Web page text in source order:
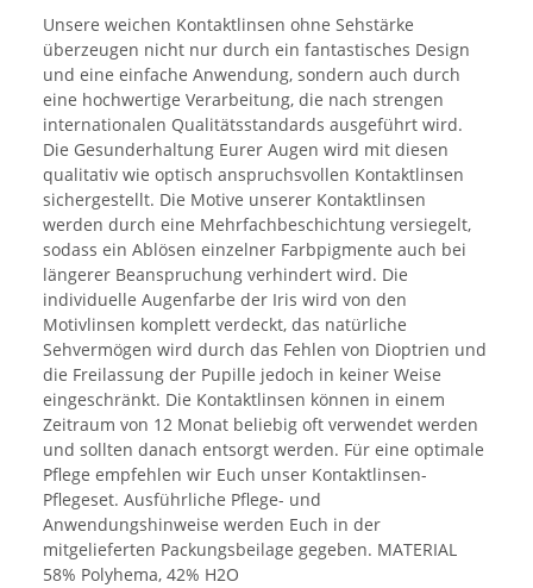
Unsere weichen Kontaktlinsen ohne Sehstärke
überzeugen nicht nur durch ein fantastisches Design
und eine einfache Anwendung, sondern auch durch
eine hochwertige Verarbeitung, die nach strengen
internationalen Qualitätsstandards ausgeführt wird.
Die Gesunderhaltung Eurer Augen wird mit diesen
qualitativ wie optisch anspruchsvollen Kontaktlinsen
sichergestellt. Die Motive unserer Kontaktlinsen
werden durch eine Mehrfachbeschichtung versiegelt,
sodass ein Ablösen einzelner Farbpigmente auch bei
längerer Beanspruchung verhindert wird. Die
individuelle Augenfarbe der Iris wird von den
Motivlinsen komplett verdeckt, das natürliche
Sehvermögen wird durch das Fehlen von Dioptrien und
die Freilassung der Pupille jedoch in keiner Weise
eingeschränkt. Die Kontaktlinsen können in einem
Zeitraum von 12 Monat beliebig oft verwendet werden
und sollten danach entsorgt werden. Für eine optimale
Pflege empfehlen wir Euch unser Kontaktlinsen-
Pflegeset. Ausführliche Pflege- und
Anwendungshinweise werden Euch in der
mitgelieferten Packungsbeilage gegeben. MATERIAL
58% Polyhema, 42% H2O